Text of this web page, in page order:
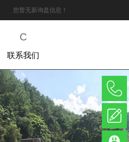
您暂无新询盘信息！
C
联系我们